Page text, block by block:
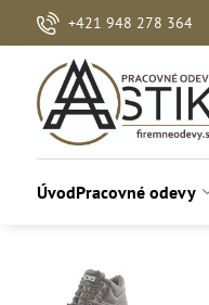
+421 948 278 364
ÚvodPracovné odevy